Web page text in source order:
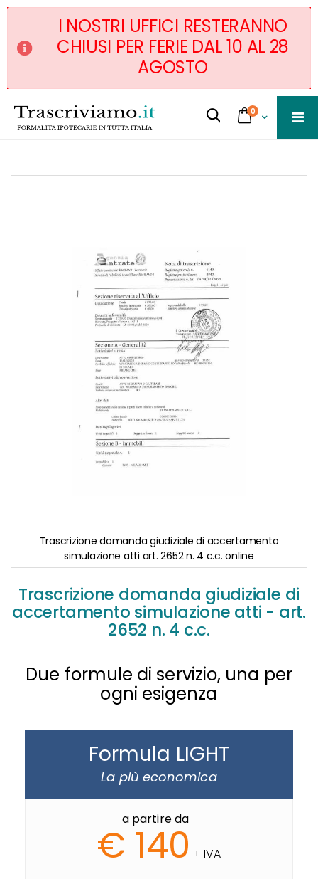
I NOSTRI UFFICI RESTERANNO
CHIUSI PER FERIE DAL 10 AL 28
AGOSTO
al
contenuto
Cart
0servizi
Cerca...
Skip
Trascrizione domanda giudiziale di accertamento
simulazione atti art. 2652 n. 4 c.c. online
the
beginning
gallery
Trascrizione domanda giudiziale di
accertamento simulazione atti - art.
2652 n. 4 c.c.
Due formule di servizio, una per
ogni esigenza
Formula LIGHT
La più economica
a partire da
€ 140 + IVA